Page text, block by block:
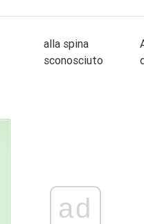
alla spina
sconosciuto
ad